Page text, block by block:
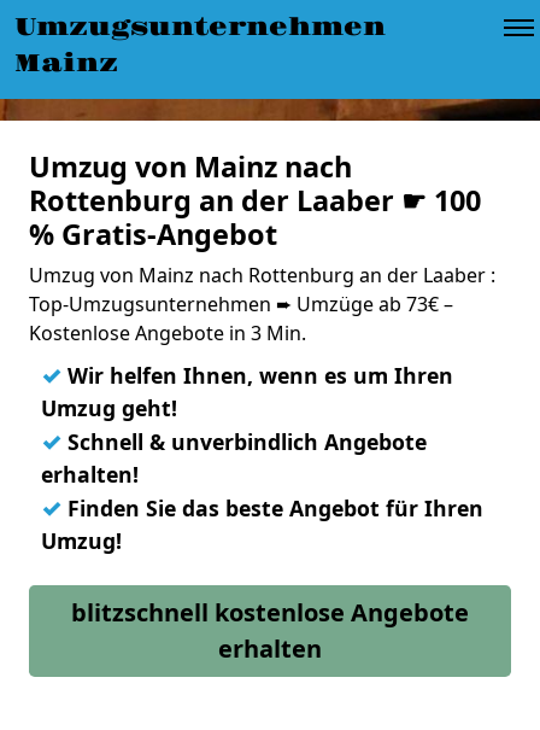
Umzugsunternehmen
Mainz
Umzug von Mainz nach
Rottenburg an der Laaber ☛ 100
% Gratis-Angebot
Umzug von Mainz nach Rottenburg an der Laaber :
Top-Umzugsunternehmen ➨ Umzüge ab 73€ –
Kostenlose Angebote in 3 Min.
✓ Wir helfen Ihnen, wenn es um Ihren
Umzug geht!
✓ Schnell & unverbindlich Angebote
erhalten!
✓ Finden Sie das beste Angebot für Ihren
Umzug!
blitzschnell kostenlose Angebote
erhalten